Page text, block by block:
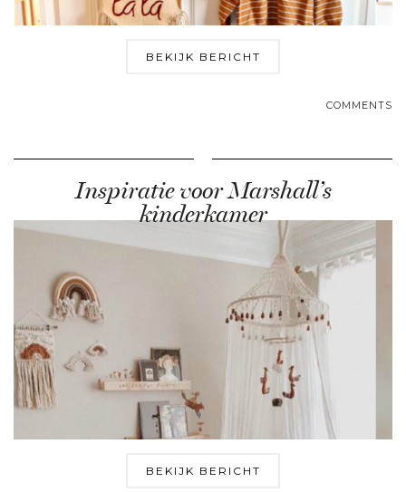
BEKIJK BERICHT
COMMENTS
Inspiratie voor Marshall’s
kinderkamer
BEKIJK BERICHT